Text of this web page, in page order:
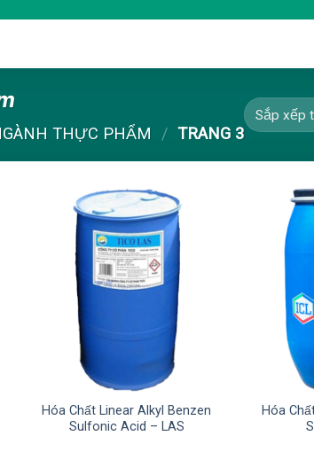
THỰC PHẨM / TRANG 3
Hóa Chất Linear Alkyl Benzen
Sulfonic Acid – LAS
Hóa